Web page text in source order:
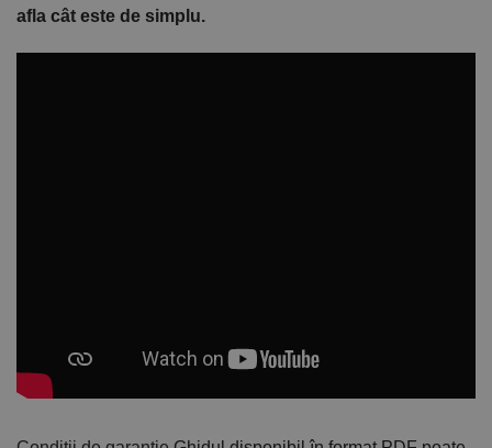
afla cât este de simplu.